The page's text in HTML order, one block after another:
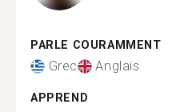
PARLE COURAMMENT
Grec Anglais
APPREND